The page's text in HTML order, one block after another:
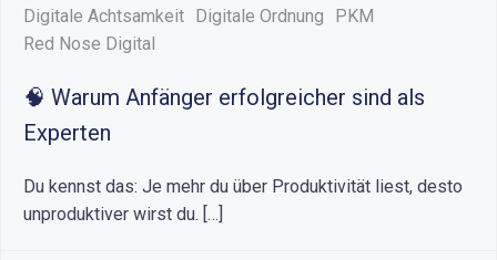
Digitale Achtsamkeit Digitale Ordnung
PKM
Red Nose Digital
🧠 Warum Anfänger erfolgreicher sind als
Experten
Du kennst das: Je mehr du über Produktivität liest, desto
unproduktiver wirst du. […]